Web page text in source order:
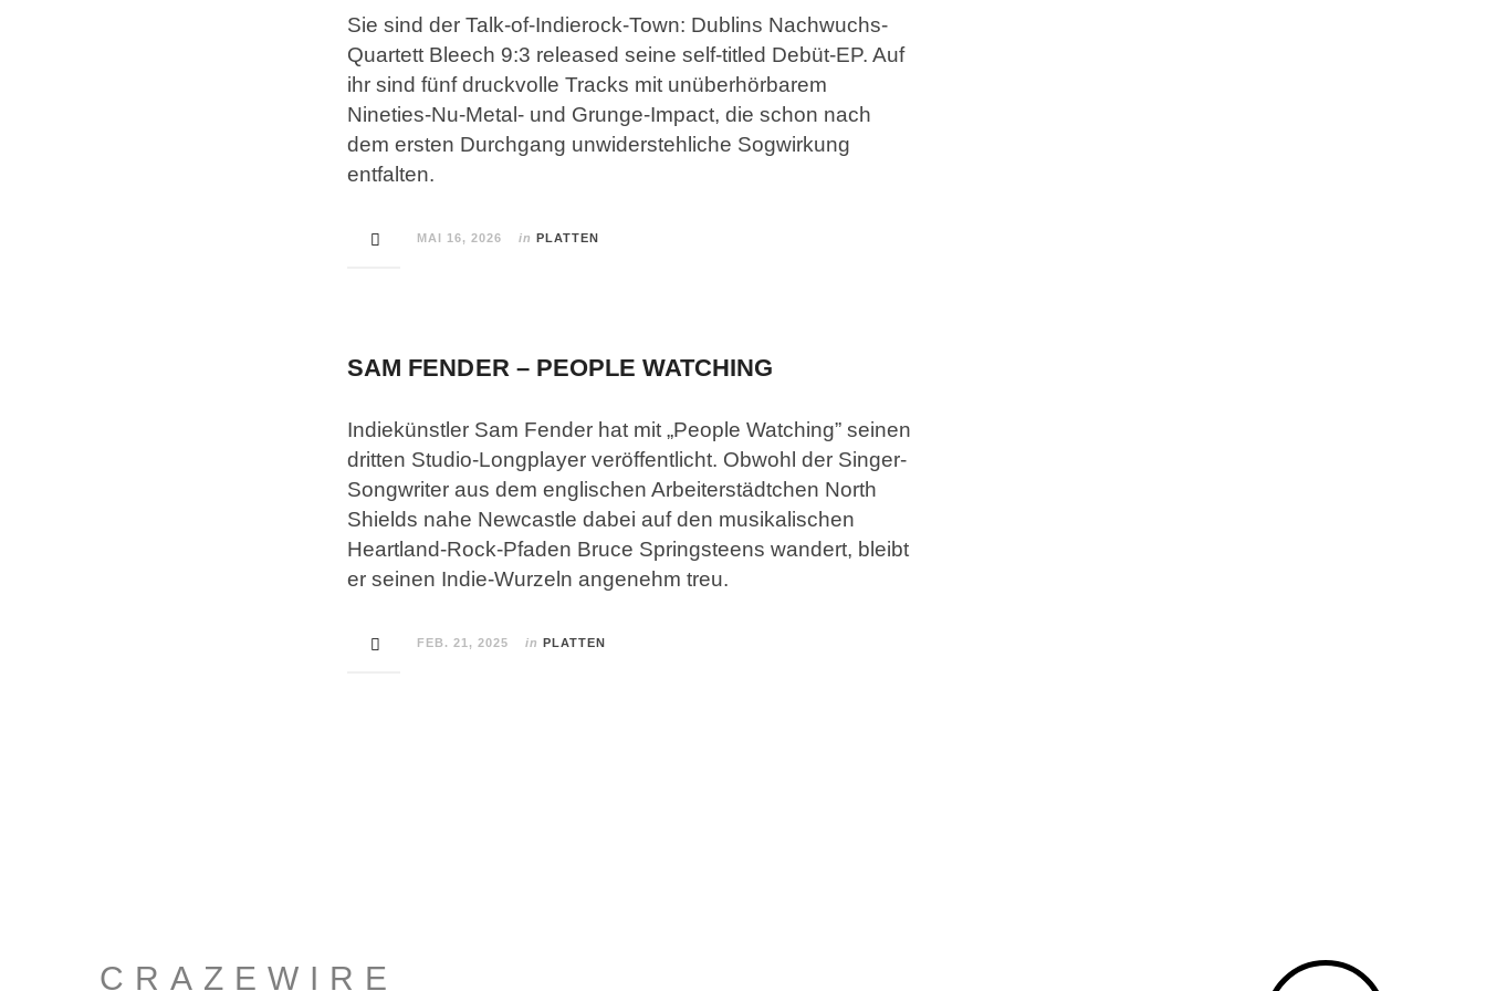
Sie sind der Talk-of-Indierock-Town: Dublins Nachwuchs-
Quartett Bleech 9:3 released seine self-titled Debüt-EP. Auf
ihr sind fünf druckvolle Tracks mit unüberhörbarem
Nineties-Nu-Metal- und Grunge-Impact, die schon nach
dem ersten Durchgang unwiderstehliche Sogwirkung
entfalten.
MAI 16, 2026 in PLATTEN
SAM FENDER – PEOPLE WATCHING
Indiekünstler Sam Fender hat mit „People Watching” seinen
dritten Studio-Longplayer veröffentlicht. Obwohl der Singer-
Songwriter aus dem englischen Arbeiterstädtchen North
Shields nahe Newcastle dabei auf den musikalischen
Heartland-Rock-Pfaden Bruce Springsteens wandert, bleibt
er seinen Indie-Wurzeln angenehm treu.
FEB. 21, 2025 in PLATTEN
CRAZEWIRE